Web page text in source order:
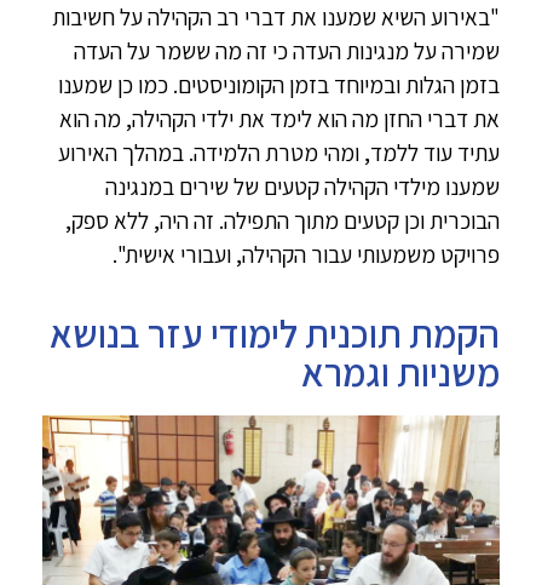
"באירוע השיא שמענו את דברי רב הקהילה על חשיבות
שמירה על מנגינות העדה כי זה מה ששמר על העדה
בזמן הגלות ובמיוחד בזמן הקומוניסטים. כמו כן שמענו
את דברי החזן מה הוא לימד את ילדי הקהילה, מה הוא
עתיד עוד ללמד, ומהי מטרת הלמידה. במהלך האירוע
שמענו מילדי הקהילה קטעים של שירים במנגינה
הבוכרית וכן קטעים מתוך התפילה. זה היה, ללא ספק,
פרויקט משמעותי עבור הקהילה, ועבורי אישית".
הקמת תוכנית לימודי עזר בנושא
משניות וגמרא